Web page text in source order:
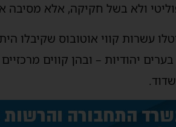
ולא בשל חקיקה, אלא מסיבה
עשרות קווי אוטובוס שקיבלו
יהודיות – ובהן קווים